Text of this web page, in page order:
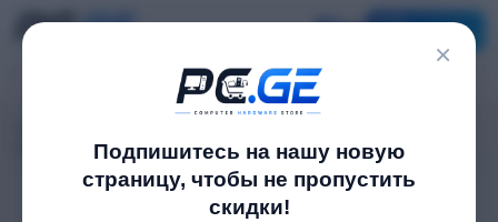
×
Подпишитесь на нашу новую
страницу, чтобы не пропустить
скидки!
Управляемые სვიჩი - CRS326, L3, 24G, 2S+, MikroTik